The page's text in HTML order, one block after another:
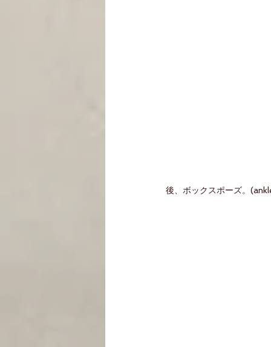
後、ボックスポーズ。